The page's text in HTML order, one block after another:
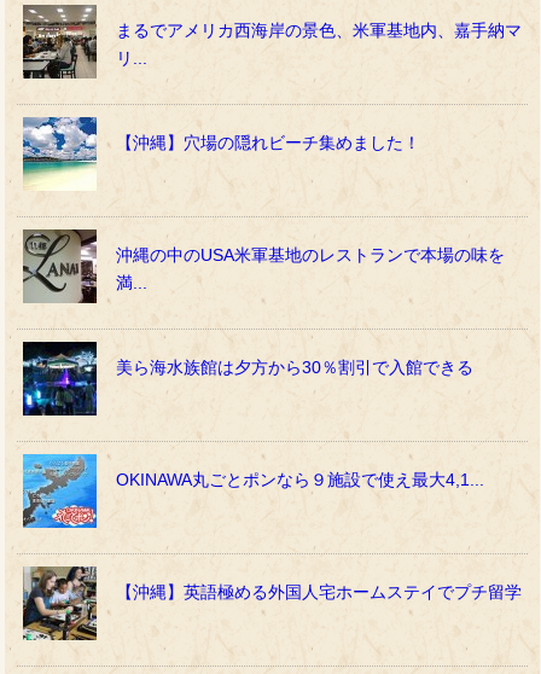
まるでアメリカ西海岸の景色、米軍基地内、嘉手納マ
リ...
【沖縄】穴場の隠れビーチ集めました！
沖縄の中のUSA米軍基地のレストランで本場の味を
満...
美ら海水族館は夕方から30％割引で入館できる
OKINAWA丸ごとポンなら９施設で使え最大4,1...
【沖縄】英語極める外国人宅ホームステイでプチ留学